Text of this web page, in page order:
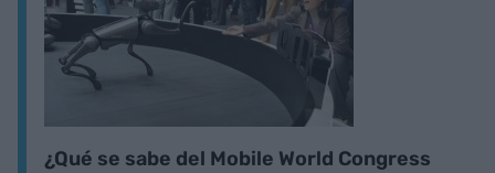
¿Qué se sabe del Mobile World Congress